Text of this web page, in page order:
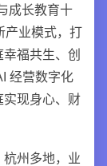
成长教育十
产业模式，打
福共生、创
经营数字化
实现身心、财
州多地，业